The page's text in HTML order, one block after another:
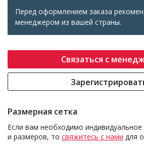
Перед оформлением заказа
менеджером из вашей страны.
Связаться с
Размерная сетка
Если вам необходимо
и размеров, то свяжитесь с нами для